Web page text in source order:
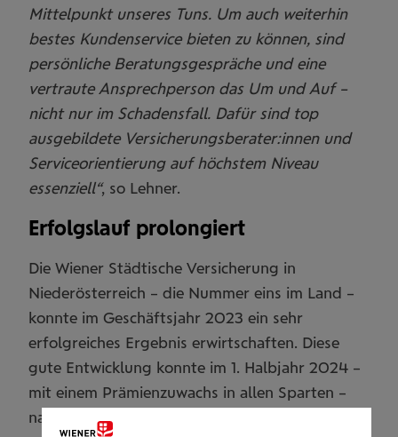
Mittelpunkt unseres Tuns. Um auch weiterhin
bestes Kundenservice bieten zu können, sind
persönliche Beratungsgespräche und eine
vertraute Ansprechperson das Um und Auf –
nicht nur im Schadensfall. Dafür sind top
ausgebildete Versicherungsberater:innen und
Serviceorientierung auf höchstem Niveau
essenziell“, so Lehner.
Erfolgslauf prolongiert
Die Wiener Städtische Versicherung in
Niederösterreich – die Nummer eins im Land –
konnte im Geschäftsjahr 2023 ein sehr
erfolgreiches Ergebnis erwirtschaften. Diese
gute Entwicklung konnte im 1. Halbjahr 2024 –
mit einem Prämienzuwachs in allen Sparten –
nahtlos fortgeführt werden. Besonders positiv